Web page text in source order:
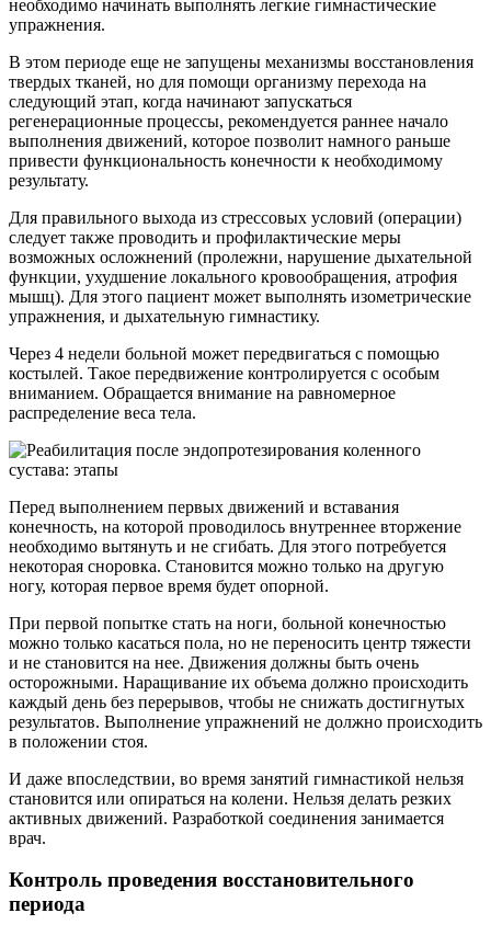
необходимо начинать выполнять легкие гимнастические
упражнения.
В этом периоде еще не запущены механизмы восстановления
твердых тканей, но для помощи организму перехода на
следующий этап, когда начинают запускаться
регенерационные процессы, рекомендуется раннее начало
выполнения движений, которое позволит намного раньше
привести функциональность конечности к необходимому
результату.
Для правильного выхода из стрессовых условий (операции)
следует также проводить и профилактические меры
возможных осложнений (пролежни, нарушение дыхательной
функции, ухудшение локального кровообращения, атрофия
мышц). Для этого пациент может выполнять изометрические
упражнения, и дыхательную гимнастику.
Через 4 недели больной может передвигаться с помощью
костылей. Такое передвижение контролируется с особым
вниманием. Обращается внимание на равномерное
распределение веса тела.
Перед выполнением первых движений и вставания
конечность, на которой проводилось внутреннее вторжение
необходимо вытянуть и не сгибать. Для этого потребуется
некоторая сноровка. Становится можно только на другую
ногу, которая первое время будет опорной.
При первой попытке стать на ноги, больной конечностью
можно только касаться пола, но не переносить центр тяжести
и не становится на нее. Движения должны быть очень
осторожными. Наращивание их объема должно происходить
каждый день без перерывов, чтобы не снижать достигнутых
результатов. Выполнение упражнений не должно происходить
в положении стоя.
И даже впоследствии, во время занятий гимнастикой нельзя
становится или опираться на колени. Нельзя делать резких
активных движений. Разработкой соединения занимается
врач.
Контроль проведения восстановительного
периода